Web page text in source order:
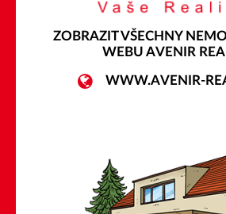
ZOBRAZIT VŠECHNY
WEBU AVENIR
WWW.AVENIR-